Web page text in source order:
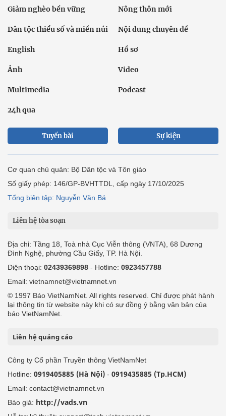
Giảm nghèo bền vững Nông thôn mới
Dân tộc thiểu số và miền núi Nội dung chuyên đề
English Hồ sơ
Ảnh Video
Multimedia Podcast
24h qua
Tuyến bài Sự kiện
Cơ quan chủ quản: Bộ Dân tộc và Tôn giáo
Số giấy phép: 146/GP-BVHTTDL, cấp ngày 17/10/2025
Tổng biên tập: Nguyễn Văn Bá
Liên hệ tòa soạn
Địa chỉ: Tầng 18, Toà nhà Cục Viễn thông (VNTA), 68 Dương
Đình Nghệ, phường Cầu Giấy, TP. Hà Nội.
Điện thoại: 02439369898 - Hotline: 0923457788
Email: vietnamnet@vietnamnet.vn
© 1997 Báo VietNamNet. All rights reserved. Chỉ được phát hành
lại thông tin từ website này khi có sự đồng ý bằng văn bản của
báo VietNamNet.
Liên hệ quảng cáo
Công ty Cổ phần Truyền thông VietNamNet
Hotline: 0919405885 (Hà Nội) - 0919435885 (Tp.HCM)
Email: contact@vietnamnet.vn
Báo giá: http://vads.vn